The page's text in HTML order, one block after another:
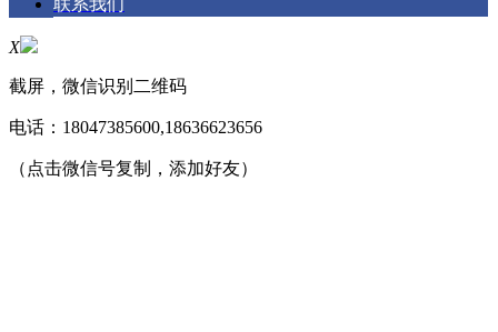
联系我们
X
截屏，微信识别二维码
电话： 18047385600,18636623656
（点击微信号复制，添加好友）